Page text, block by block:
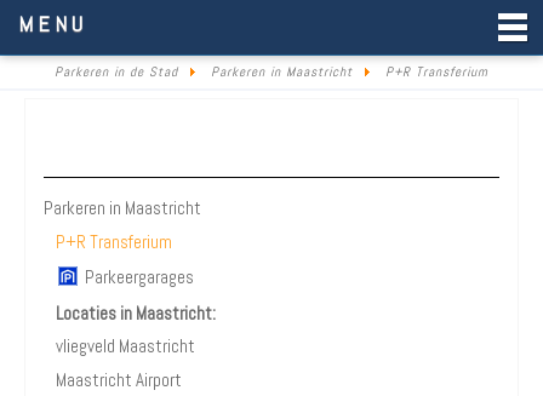
MENU
Parkeren in de Stad Parkeren in Maastricht P+R Transferium
Parkeren in Maastricht
P+R Transferium
Parkeergarages
Locaties in Maastricht:
vliegveld Maastricht
Maastricht Airport